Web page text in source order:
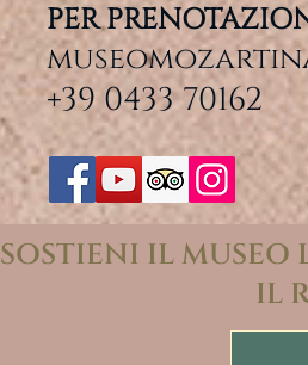
PER
+39 0433 70162
SOSTIENI IL MUSEO
IL